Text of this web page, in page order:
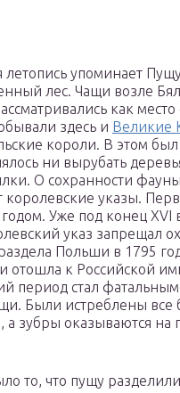
летопись упоминает
лес. Чащи возле
как место
здесь и Великие
короли. В этом
ни вырубать
О сохранности фауны
королевские указы.
годом. Уже под конец XVI
указ запрещал
Польши в 1795
отошла к Российской
период стал
Были истреблены все
зубры оказываются на
то, что пущу